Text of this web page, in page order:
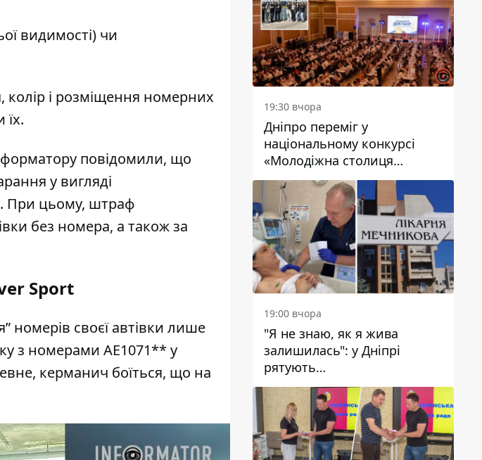
видимості) чи
і розміщення номерних
їх.
повідомили, що
у вигляді
При цьому, штраф
без номера, а також за
Sport
номерів своєї автівки лише
з номерами АЕ1071** у
керманич боїться, що на
19:30 вчора
Дніпро переміг у
національному конкурсі
«Молодіжна столиця
України – 2026»
19:00 вчора
"Я не знаю, як я жива
залишилась": у Дніпрі
рятують
військовослужбовицю та
мати чотирьох дітей, яку
поранив КАБ